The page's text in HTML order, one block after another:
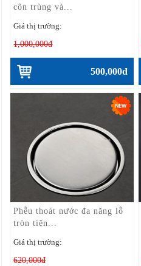
côn trùng và...
Giá thị trường:
1,000,000đ
500,000đ
Phễu thoát nước đa năng lỗ
tròn tiện...
Giá thị trường:
620,000đ